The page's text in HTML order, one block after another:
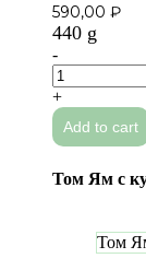
590,00 ₽
440 g
-
Том
Ям
с
креветками
quantity
+
Add to cart
Том Ям с
Том